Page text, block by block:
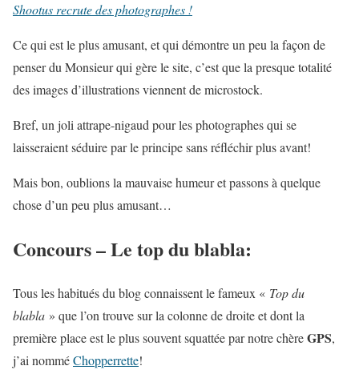
Shootus recrute des photographes !
Ce qui est le plus amusant, et qui démontre un peu la façon de
penser du Monsieur qui gère le site, c’est que la presque totalité
des images d’illustrations viennent de microstock.
Bref, un joli attrape-nigaud pour les photographes qui se
laisseraient séduire par le principe sans réfléchir plus avant!
Mais bon, oublions la mauvaise humeur et passons à quelque
chose d’un peu plus amusant…
Concours – Le top du blabla:
Tous les habitués du blog connaissent le fameux « Top du
blabla » que l’on trouve sur la colonne de droite et dont la
première place est le plus souvent squattée par notre chèreGPS,
j’ai nomméChopperrette!